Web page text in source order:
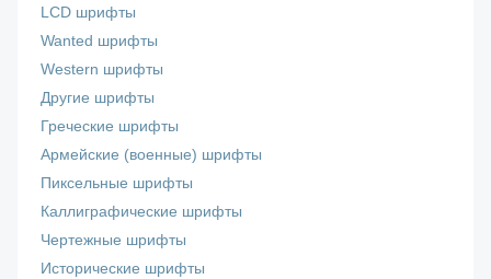
LCD шрифты
Wanted шрифты
Western шрифты
Другие шрифты
Греческие шрифты
Армейские (военные) шрифты
Пиксельные шрифты
Каллиграфические шрифты
Чертежные шрифты
Исторические шрифты